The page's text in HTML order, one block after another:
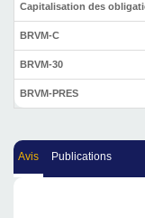
Capitalisation des
BRVM-C
BRVM-30
BRVM-PRES
Avis Publications